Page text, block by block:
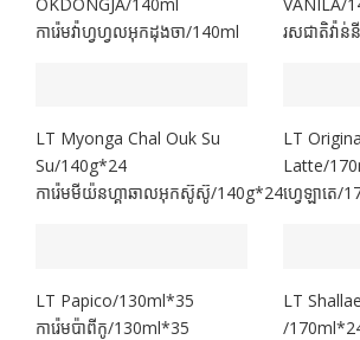
ការ៉េមវ៉ាហ្វហ្វលអុកដុងចា/140ml
រសជាតិវ៉ា
LT Myonga Chal Ouk Su
Su/140g*24
ការ៉េមមីយ៉នហ្គាឆាលអុកស៊ូស៊ូ/140g*24
LT
Latte/
ហ្វេឡាតេ/
LT Papico/130ml*35
ការ៉េមប៉ាពីកូ/130ml*35
LT
/